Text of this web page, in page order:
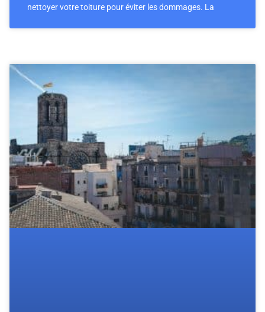
nettoyer votre toiture pour éviter les dommages. La